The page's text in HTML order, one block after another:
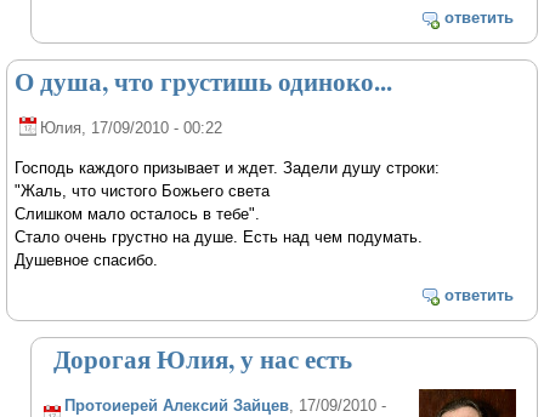
ответить
О душа, что грустишь одиноко...
Юлия, 17/09/2010 - 00:22
Господь каждого призывает и ждет. Задели душу строки:
"Жаль, что чистого Божьего света
Слишком мало осталось в тебе".
Cтало очень грустно на душе. Есть над чем подумать.
Душевное спасибо.
ответить
Дорогая Юлия, у нас есть
Протоиерей Алексий Зайцев, 17/09/2010 -